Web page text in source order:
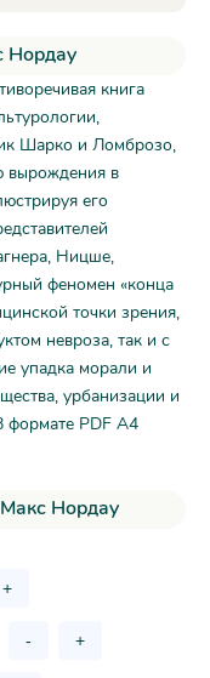
Нордау
книга
Шарко и Ломброзо,
вырождения в
его
Ницше,
феномен «конца
точки зрения,
невроза, так и с
упадка морали и
урбанизации и
формате PDF A4
Нордау
+
- +